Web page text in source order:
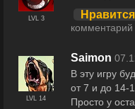
LVL 3
комментарий
LVL 14
Saimon
В эту игру
от 7 и до 14-
Просто у